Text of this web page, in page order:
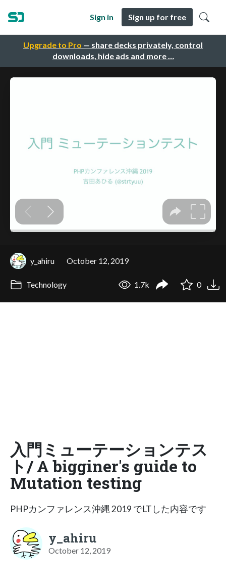
Upgrade to Pro — share decks privately, control
downloads, hide ads and more …
Sign in Sign up for free
y_ahiru October 12, 2019
Technology 1.7k 0
入門ミューテーションテス
ト/ A bigginer's guide to
Mutation testing
PHPカンファレンス沖縄 2019 でLTした内容です
y_ahiru
October 12, 2019